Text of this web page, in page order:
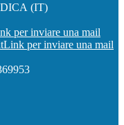
(IT)
per inviare una mail
Link per inviare una mail